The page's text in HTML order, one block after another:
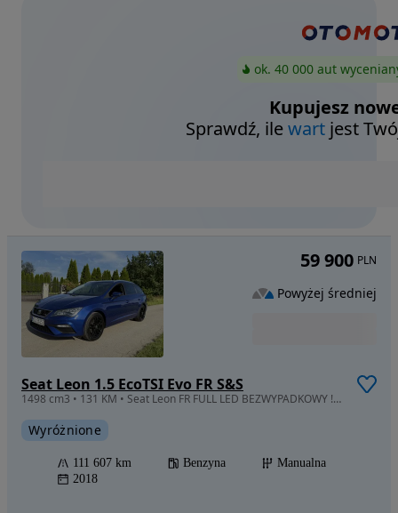
ok. 40 000 aut
Kupujesz
Sprawdź, ilewart jest
Seat Leon 1.5 EcoTSI Evo FR S&S
1498 cm3 • 131 KM • Seat Leon FR FULL LED BEZWYPADKOWY ! Oryginalny lakier !Niski przebieg
Wyróżnione
111 607 km Benzyna
Manualna
2018
59 900 PLN
Powyżej średniej